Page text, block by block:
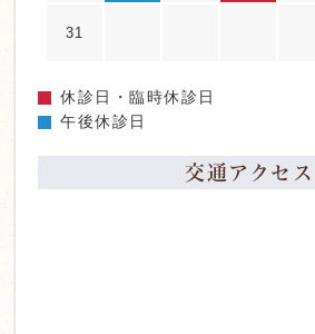
31
休診日・臨時休診日
午後休診日
交通アクセス